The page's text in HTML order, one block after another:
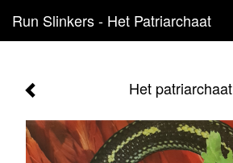
Run Slinkers - Het Patriarchaat
Het patriarchaat